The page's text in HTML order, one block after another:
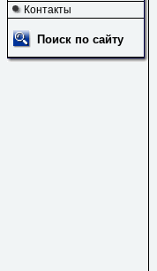
Контакты
Поиск по сайту